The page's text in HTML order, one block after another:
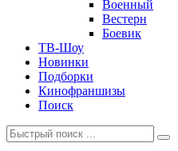
Военный
Вестерн
Боевик
ТВ-Шоу
Новинки
Подборки
Кинофраншизы
Поиск